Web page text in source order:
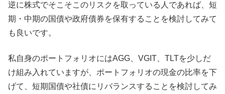
逆に株式でそこそこのリスクを取っている人であれば、短
期・中期の国債や政府債券を保有することを検討してみて
も良いです。
私自身のポートフォリオにはAGG、VGIT、TLTを少しだ
け組み入れていますが、ポートフォリオの現金の比率を下
げて、短期国債や社債にリバランスすることを検討してみ